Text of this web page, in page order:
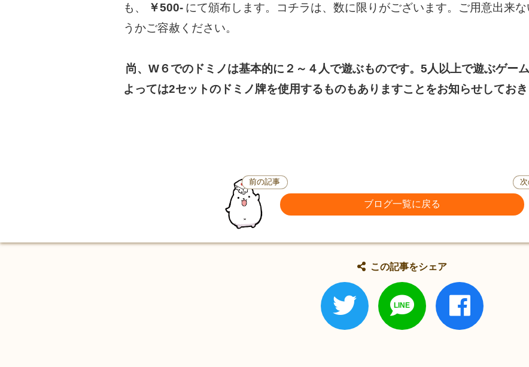
も、
￥500- にて頒布します。コチラは、数に限りがございます。ご用意出来
うかご容赦ください。
尚、W６でのドミノは基本的に２～４人で遊ぶものです。5人以上で遊ぶゲー
よっては2セットのドミノ牌を使用するものもありますことをお知らせしておき
前の記事
ブログ一覧に戻る
この記事をシェア